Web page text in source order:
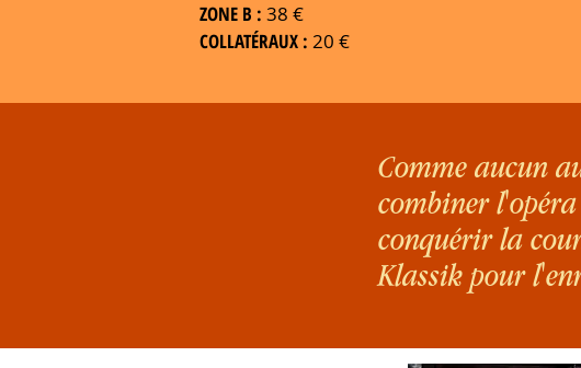
ZONE B : 38 €
COLLATÉRAUX : 20 €
Comme aucun
combiner
conquérir la
Klassik pour